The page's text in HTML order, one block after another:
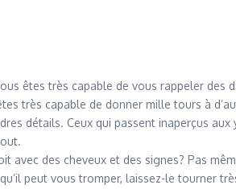
êtes très capable de vous rappeler
très capable de donner mille tours à
détails. Ceux qui passent inaperçus
avec des cheveux et des signes? Pas
peut vous tromper, laissez-le tourner